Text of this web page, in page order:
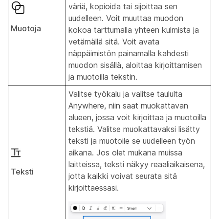
Muotoja
väriä, kopioida tai sijoittaa sen
uudelleen. Voit muuttaa muodon
kokoa tarttumalla yhteen kulmista ja
vetämällä sitä. Voit avata
näppäimistön painamalla kahdesti
muodon sisällä, aloittaa kirjoittamisen
ja muotoilla tekstin.
Teksti
Valitse työkalu ja valitse taululta
Anywhere, niin saat muokattavan
alueen, jossa voit kirjoittaa ja muotoilla
tekstiä. Valitse muokattavaksi lisätty
teksti ja muotoile se uudelleen työn
aikana. Jos olet mukana muissa
laitteissa, teksti näkyy reaaliaikaisena,
jotta kaikki voivat seurata sitä
kirjoittaessasi.